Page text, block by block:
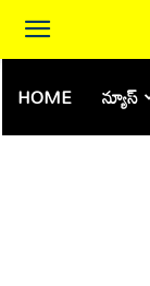
HOME న్యూస్